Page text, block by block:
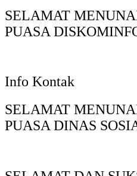
SELAMAT
PUASA
Info Kontak
SELAMAT
PUASA DINAS